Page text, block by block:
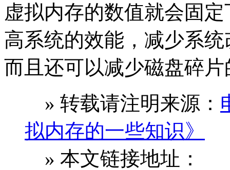
虚拟内存的数值就会固
高系统的效能，减少系
而且还可以减少磁盘碎
» 转载请注明来源：
拟内存的一些知识》
» 本文链接地址：